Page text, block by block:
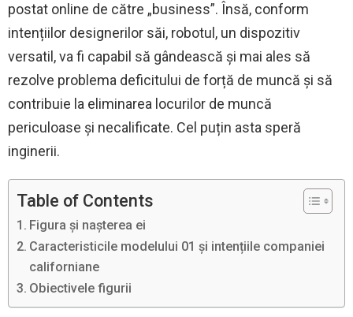
postat online de către „business”. Însă, conform
intențiilor designerilor săi, robotul, un dispozitiv
versatil, va fi capabil să gândească și mai ales să
rezolve problema deficitului de forță de muncă și să
contribuie la eliminarea locurilor de muncă
periculoase și necalificate. Cel puțin asta speră
inginerii.
Table of Contents
Figura și nașterea ei
Caracteristicile modelului 01 și intențiile companiei
californiane
Obiectivele figurii